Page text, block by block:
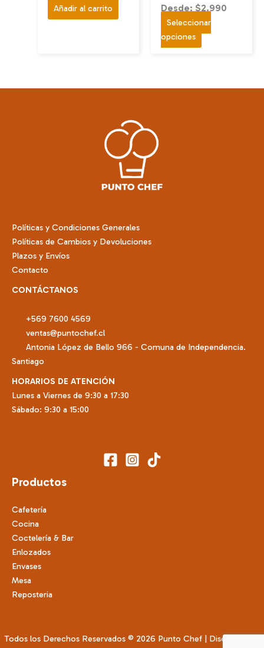
Añadir al carrito Desde: $2.990
Seleccionar
opciones Este
producto
Políticas y Condiciones Generales
Políticas de Cambios y Devoluciones
Plazos y Envíos
Contacto
CONTÁCTANOS
+569 7600 4569
ventas@puntochef.cl
Antonia López de Bello 966 - Comuna de Independencia.
Santiago
HORARIOS DE ATENCIÓN
Lunes a Viernes de 9:30 a 17:30
Sábado: 9:30 a 15:00
Productos
Cafetería
Cocina
Coctelería & Bar
Enlozados
Envases
Mesa
Reposteria
Todos los Derechos Reservados © 2026 Punto Chef | Diseñado por